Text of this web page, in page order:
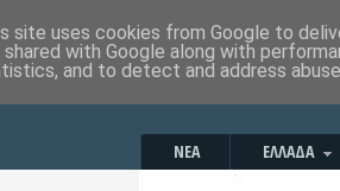
ΝΕΑ ΕΛΛΑΔΑ
site uses cookies from Google to
shared with Google along with
and to detect and address